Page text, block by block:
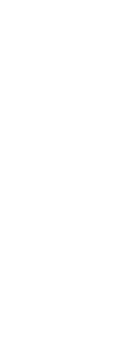
교수 'AI 시대의
Security for
크숍